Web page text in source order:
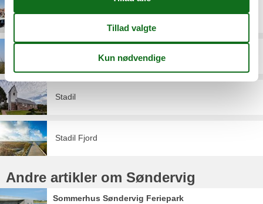
Ringkøbing
Ringkøbing Fjord
Stadil
Stadil Fjord
Andre artikler om Søndervig
Sommerhus Søndervig Feriepark